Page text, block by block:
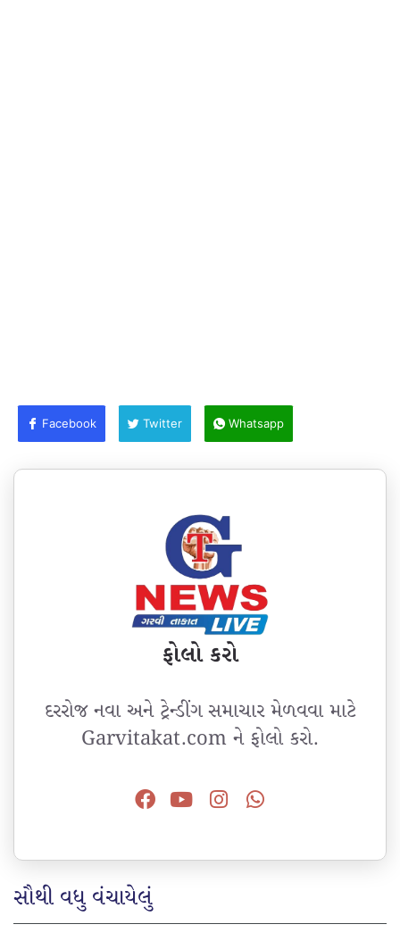
Facebook Twitter Whatsapp
ફોલો કરો
દરરોજ નવા અને ટ્રેન્ડીંગ સમાચાર મેળવવા માટે
Garvitakat.com ને ફોલો કરો.
સૌથી વધુ વંચાયેલું